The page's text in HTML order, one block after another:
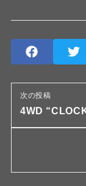
次の投稿
4WD